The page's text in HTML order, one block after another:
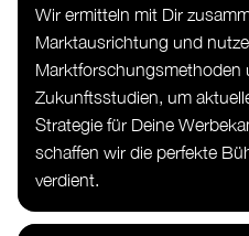
Wir ermitteln mit Dir
Marktausrichtung und
Marktforschungsmethoden
Zukunftsstudien, um
Strategie für Deine
schaffen wir die perfekte
verdient.